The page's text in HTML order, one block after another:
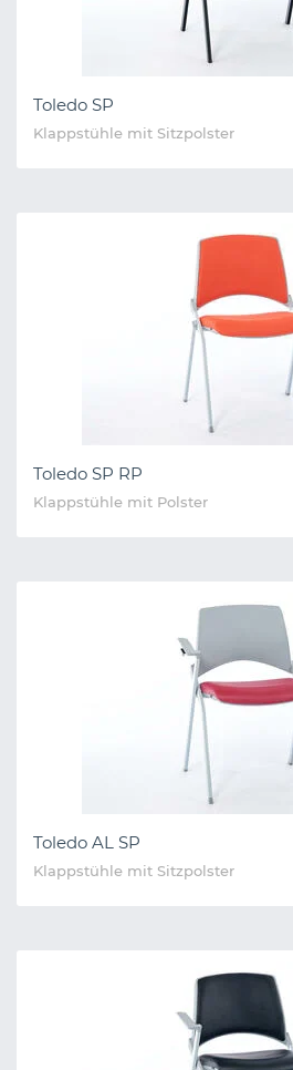
Toledo SP
Klappstühle mit Sitzpolster
Toledo SP RP
Klappstühle mit Polster
Toledo AL SP
Klappstühle mit Sitzpolster